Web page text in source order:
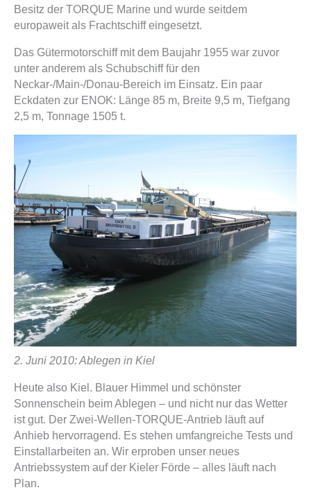
Besitz der TORQUE Marine und wurde seitdem
europaweit als Frachtschiff eingesetzt.
Das Gütermotorschiff mit dem Baujahr 1955 war zuvor
unter anderem als Schubschiff für den
Neckar-/Main-/Donau-Bereich im Einsatz. Ein paar
Eckdaten zur ENOK: Länge 85 m, Breite 9,5 m, Tiefgang
2,5 m, Tonnage 1505 t.
2. Juni 2010: Ablegen in Kiel
Heute also Kiel. Blauer Himmel und schönster
Sonnenschein beim Ablegen – und nicht nur das Wetter
ist gut. Der Zwei-Wellen-TORQUE-Antrieb läuft auf
Anhieb hervorragend. Es stehen umfangreiche Tests und
Einstallarbeiten an. Wir erproben unser neues
Antriebssystem auf der Kieler Förde – alles läuft nach
Plan.